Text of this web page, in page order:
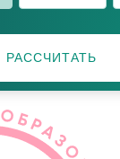
РАССЧИТАТЬ